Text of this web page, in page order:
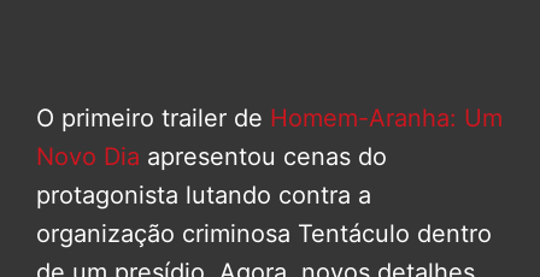
O primeiro trailer de Homem-Aranha: Um
Novo Dia apresentou cenas do
protagonista lutando contra a
organização criminosa Tentáculo dentro